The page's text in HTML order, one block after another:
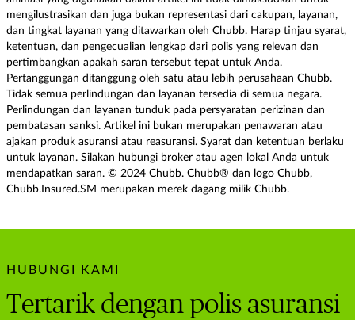
mengilustrasikan dan juga bukan representasi dari cakupan, layanan,
dan tingkat layanan yang ditawarkan oleh Chubb. Harap tinjau syarat,
ketentuan, dan pengecualian lengkap dari polis yang relevan dan
pertimbangkan apakah saran tersebut tepat untuk Anda.
Pertanggungan ditanggung oleh satu atau lebih perusahaan Chubb.
Tidak semua perlindungan dan layanan tersedia di semua negara.
Perlindungan dan layanan tunduk pada persyaratan perizinan dan
pembatasan sanksi. Artikel ini bukan merupakan penawaran atau
ajakan produk asuransi atau reasuransi. Syarat dan ketentuan berlaku
untuk layanan. Silakan hubungi broker atau agen lokal Anda untuk
mendapatkan saran. © 2024 Chubb. Chubb® dan logo Chubb,
Chubb.Insured.SM merupakan merek dagang milik Chubb.
HUBUNGI KAMI
Tertarik dengan polis asuransi